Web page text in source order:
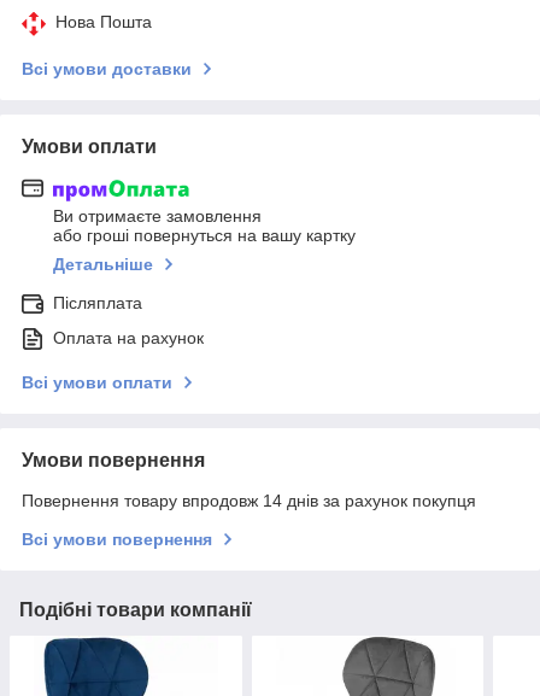
Нова Пошта
Всі умови доставки
Умови оплати
Ви отримаєте замовлення
або гроші повернуться на вашу картку
Детальніше
Післяплата
Оплата на рахунок
Всі умови оплати
Умови повернення
Повернення товару впродовж 14 днів за рахунок покупця
Всі умови повернення
Подібні товари компанії